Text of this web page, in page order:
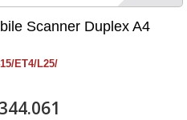
Scanner Duplex A4
ET4/L25/